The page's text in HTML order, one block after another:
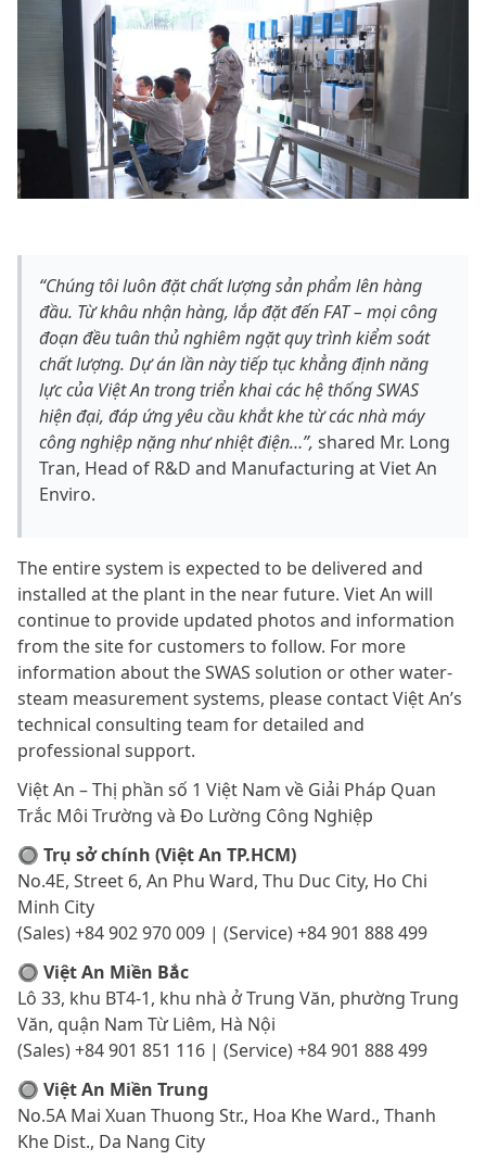
“Chúng tôi luôn đặt chất lượng sản phẩm lên hàng
đầu. Từ khâu nhận hàng, lắp đặt đến FAT – mọi công
đoạn đều tuân thủ nghiêm ngặt quy trình kiểm soát
chất lượng. Dự án lần này tiếp tục khẳng định năng
lực của Việt An trong triển khai các hệ thống SWAS
hiện đại, đáp ứng yêu cầu khắt khe từ các nhà máy
công nghiệp nặng như nhiệt điện…”, shared Mr. Long
Tran, Head of R&D and Manufacturing at Viet An
Enviro.
The entire system is expected to be delivered and
installed at the plant in the near future. Viet An will
continue to provide updated photos and information
from the site for customers to follow. For more
information about the SWAS solution or other water-
steam measurement systems, please contact Việt An’s
technical consulting team for detailed and
professional support.
Việt An – Thị phần số 1 Việt Nam về Giải Pháp Quan
Trắc Môi Trường và Đo Lường Công Nghiệp
🔘 Trụ sở chính (Việt An TP.HCM)
No.4E, Street 6, An Phu Ward, Thu Duc City, Ho Chi
Minh City
(Sales) +84 902 970 009 | (Service) +84 901 888 499
🔘 Việt An Miền Bắc
Lô 33, khu BT4-1, khu nhà ở Trung Văn, phường Trung
Văn, quận Nam Từ Liêm, Hà Nội
(Sales) +84 901 851 116 | (Service) +84 901 888 499
🔘 Việt An Miền Trung
No.5A Mai Xuan Thuong Str., Hoa Khe Ward., Thanh
Khe Dist., Da Nang City